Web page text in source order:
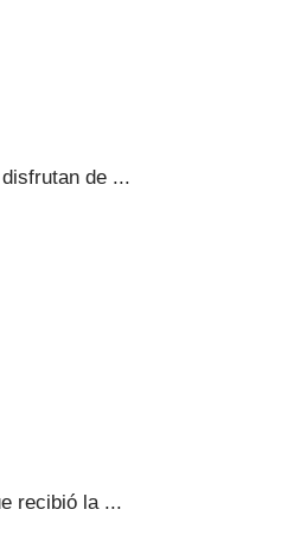
de ...
recibió la ...